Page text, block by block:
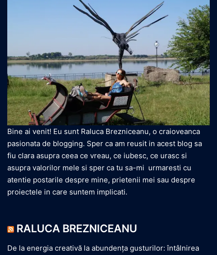
Bine ai venit! Eu sunt Raluca Brezniceanu, o craioveanca
pasionata de blogging. Sper ca am reusit in acest blog sa
fiu clara asupra ceea ce vreau, ce iubesc, ce urasc si
asupra valorilor mele si sper ca tu sa-mi urmaresti cu
atentie postarile despre mine, prietenii mei sau despre
proiectele in care suntem implicati.
RALUCA BREZNICEANU
De la energia creativă la abundența gusturilor: întâlnirea